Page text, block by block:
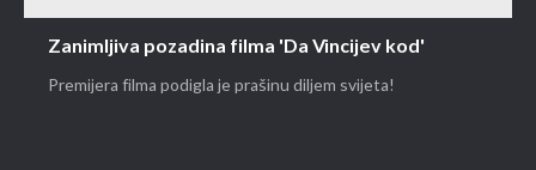
Zanimljiva pozadina filma 'Da Vincijev kod'
Premijera filma podigla je prašinu diljem svijeta!